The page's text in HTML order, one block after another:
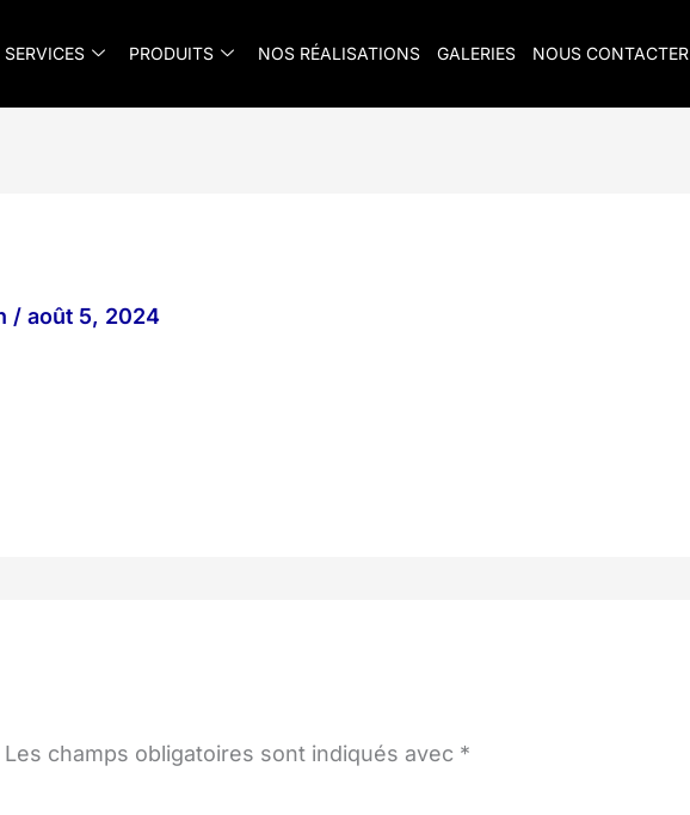
SERVICES PRODUITS NOS RÉALISATIONS GALERIES NOUS CONTACTER
/ août 5, 2024
Les champs obligatoires sont indiqués avec *